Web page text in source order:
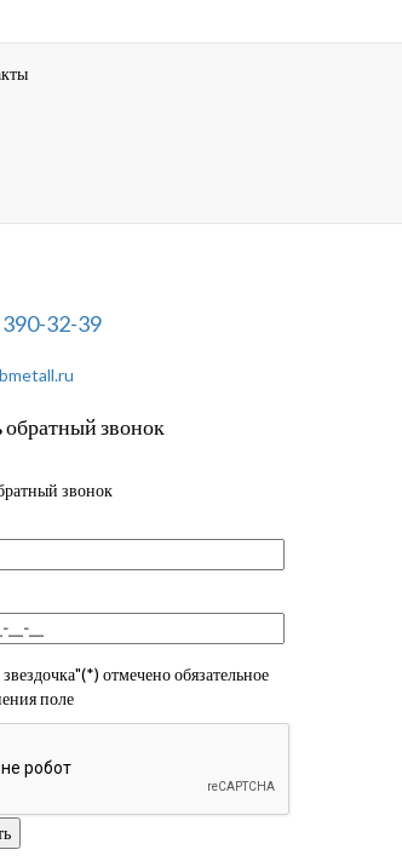
32-39
обратный звонок
звонок
отмечено обязательное
поле